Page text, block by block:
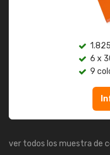
6 x
9
ver todos los muestra de